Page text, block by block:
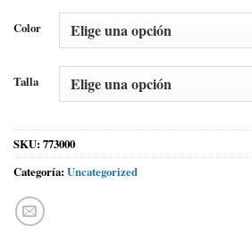
Color
Talla
SKU: 773000
Categoría: Uncategorized